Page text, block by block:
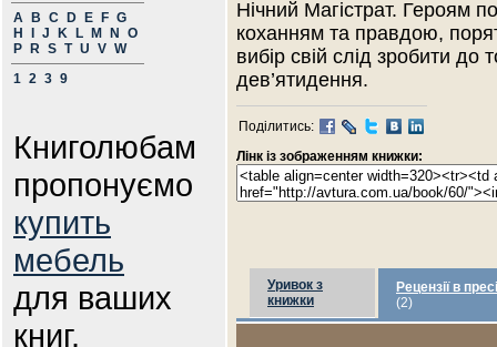
A
B C D E F G
H
J K L M N
O
P
R S T U V W
1 2 3 9
Книголюбам
пропонуємо
купить
мебель
для ваших
книг.
Нічний Магістрат. Героям
коханням та правдою,
вибір свій слід зробити до
дев’ятидення.
Поділитись:
Лінк із зображенням книжки:
Уривок з
книжки
Рецензії в пресі
(2)